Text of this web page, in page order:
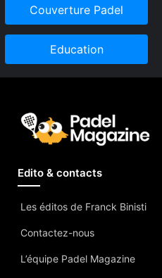
Couverture Padel
Education
Edito & contacts
Les éditos de Franck Binisti
Contactez-nous
L’équipe Padel Magazine